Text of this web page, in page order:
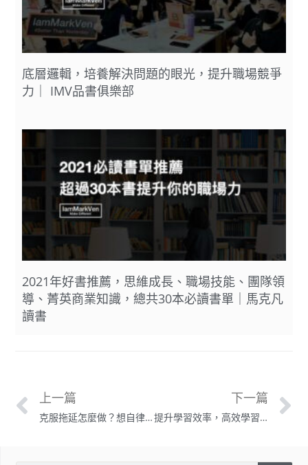
底層邏輯，培養解決問題的眼光，提升職場競爭
力｜ IMV品書俱樂部
2021年好書推薦，思維成長、職場技能、團隊領
導、菁英商業知識，總共30本必讀書單｜馬克凡
讀書
上一篇
克服拖延怎麼做？想自律的人必須學會的5個觀念，《高績效心智》讀書實戰分享
下一篇
提升學習效率，高效學習的5個法則《最高學以致用》讀書實戰分享